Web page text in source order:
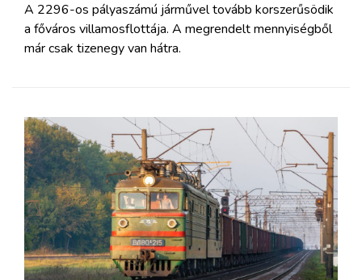
A 2296-os pályaszámú járművel tovább korszerűsödik
a főváros villamosflottája. A megrendelt mennyiségből
már csak tizenegy van hátra.